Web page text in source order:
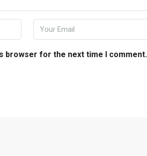
browser for the next time I comment.